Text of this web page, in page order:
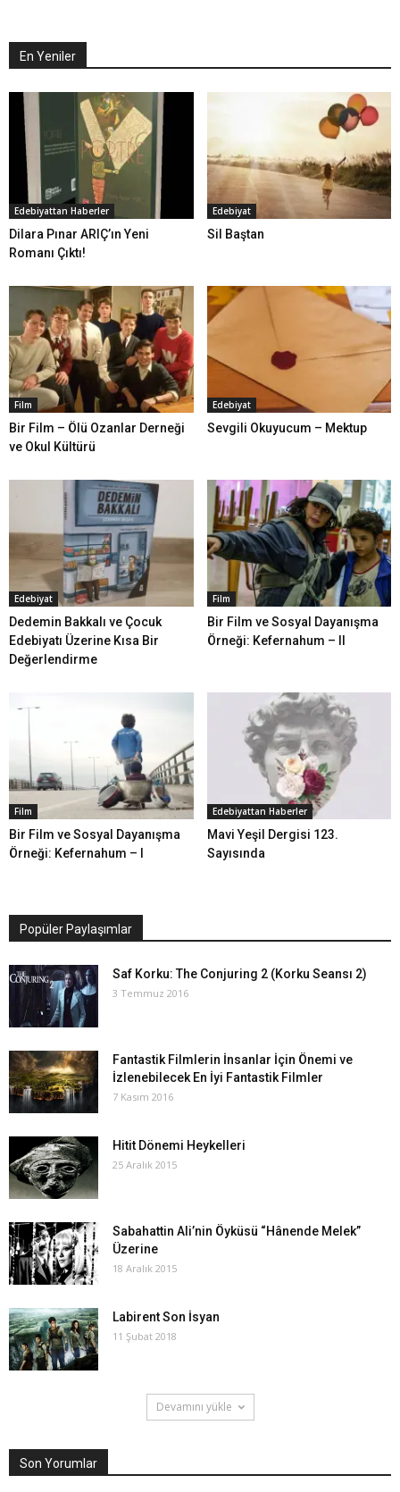
En Yeniler
Edebiyattan Haberler
Dilara Pınar ARIÇ’ın Yeni
Romanı Çıktı!
Edebiyat
Sil Baştan
Film
Bir Film – Ölü Ozanlar Derneği
ve Okul Kültürü
Edebiyat
Sevgili Okuyucum – Mektup
Edebiyat
Dedemin Bakkalı ve Çocuk
Edebiyatı Üzerine Kısa Bir
Değerlendirme
Film
Bir Film ve Sosyal Dayanışma
Örneği: Kefernahum – II
Film
Bir Film ve Sosyal Dayanışma
Örneği: Kefernahum – I
Edebiyattan Haberler
Mavi Yeşil Dergisi 123.
Sayısında
Popüler Paylaşımlar
Saf Korku: The Conjuring 2 (Korku Seansı 2)
3 Temmuz 2016
Fantastik Filmlerin İnsanlar İçin Önemi ve
İzlenebilecek En İyi Fantastik Filmler
7 Kasım 2016
Hitit Dönemi Heykelleri
25 Aralık 2015
Sabahattin Ali’nin Öyküsü “Hânende Melek”
Üzerine
18 Aralık 2015
Labirent Son İsyan
11 Şubat 2018
Devamını yükle
Son Yorumlar